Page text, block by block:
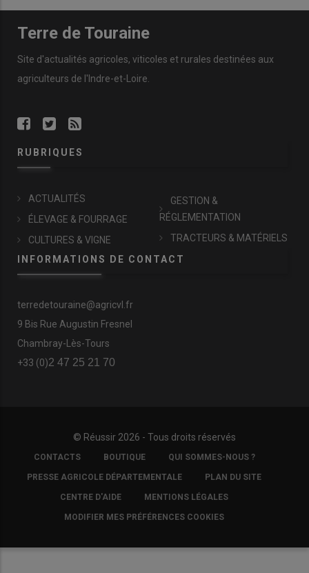
Terre de Touraine
Site d'actualités agricoles, viticoles et rurales destinées aux
agriculteurs de l'Indre-et-Loire.
RUBRIQUES
ACTUALITÉS
ÉLEVAGE & FOURRAGE
CULTURES & VIGNE
GESTION &
RÉGLEMENTATION
TRACTEURS & MATÉRIELS
INFORMATIONS DE CONTACT
terredetouraine@agricvl.fr
9 Bis Rue Augustin Fresnel
Chambray-Lès-Tours
+33 (0)2 47 25 21 70
© Réussir 2026 - Tous droits réservés
FOOTER
COPYRIGHT
CONTACTS BOUTIQUE QUI SOMMES-NOUS ?
PRESSE AGRICOLE DÉPARTEMENTALE PLAN DU SITE
CENTRE D'AIDE MENTIONS LÉGALES
MODIFIER MES PRÉFÉRENCES COOKIES